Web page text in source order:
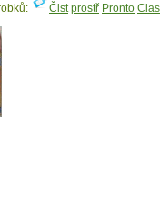
Čist prostř Pronto